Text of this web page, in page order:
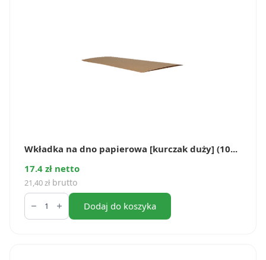
Wkładka na dno papierowa [kurczak duży] (10...
17.4 zł netto
21,40zł brutto
ilość
Wkładka
na
Dodaj do koszyka